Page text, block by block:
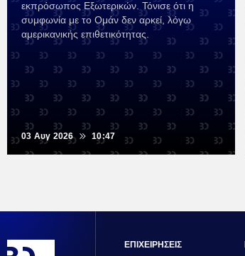
εκπρόσωπος Εξωτερικών. Τόνισε ότι η
συμφωνία με το Ομάν δεν αρκεί, λόγω
αμερικανικής επιθετικότητας.
03 Αυγ 2026 10:47
ΕΠΙΧΕΙΡΗΣΕΙΣ